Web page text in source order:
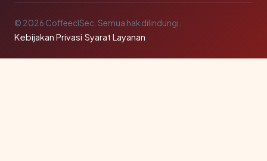
© 2026 CoffeeclSec. Semua hak dilindungi.
Kebijakan Privasi·Syarat Layanan